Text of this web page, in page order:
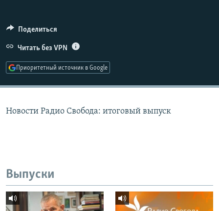
ПОДПИШИТЕСЬ НА РАССЫЛКУ
СОЦИАЛЬНЫЕ СЕТИ
Поделиться
Читать без VPN
Приоритетный источник в Google
Новости Радио Свобода: итоговый выпуск
Выпуски